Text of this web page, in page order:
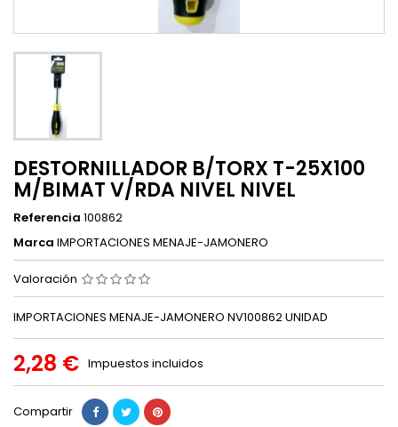
DESTORNILLADOR B/TORX T-25X100
M/BIMAT V/RDA NIVEL NIVEL
Referencia 100862
Marca IMPORTACIONES MENAJE-JAMONERO
Valoración
IMPORTACIONES MENAJE-JAMONERO NV100862 UNIDAD
2,28 € Impuestos incluidos
Compartir